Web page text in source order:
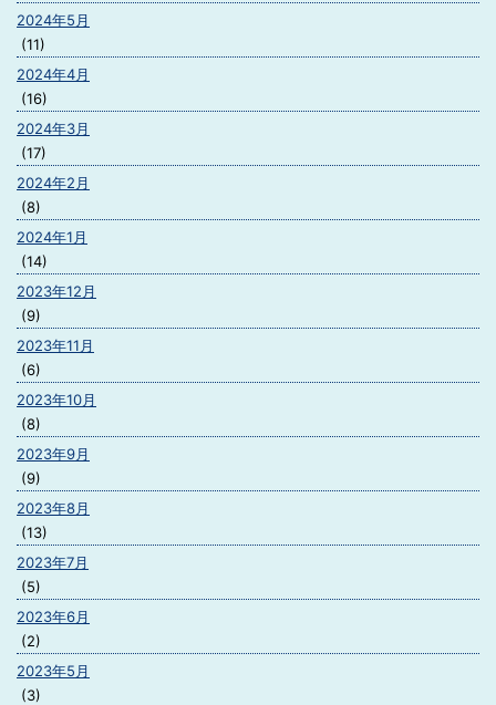
2024年5月
(11)
2024年4月
(16)
2024年3月
(17)
2024年2月
(8)
2024年1月
(14)
2023年12月
(9)
2023年11月
(6)
2023年10月
(8)
2023年9月
(9)
2023年8月
(13)
2023年7月
(5)
2023年6月
(2)
2023年5月
(3)